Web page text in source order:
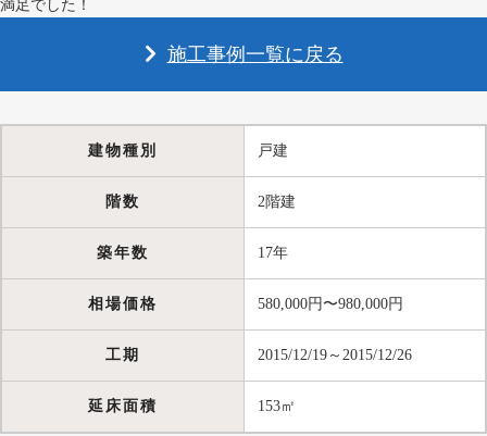
満足でした！
施工事例一覧に戻る
建物種別 戸建
階数 2階建
築年数 17年
相場価格 580,000円〜980,000円
工期 2015/12/19～2015/12/26
延床面積 153㎡